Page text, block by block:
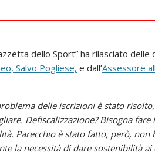
dello Sport” ha rilasciato delle
Salvo Pogliese, e dall’Assessore
delle iscrizioni è stato
Defiscalizzazione? Bisogna
Parecchio è stato fatto, però, non
la necessità di dare sostenibilità ai